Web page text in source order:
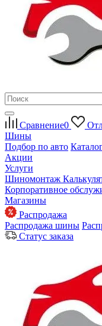
Сравнение0
Шины
Подбор по авто
Акции
Услуги
Шиномонтаж
Корпоративное
Магазины
Распродажа
Распродажа шины
Статус заказа